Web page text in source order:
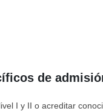
de
I y II o acreditar